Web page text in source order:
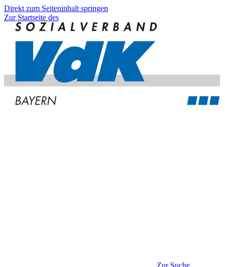
Direkt zum Seiteninhalt springen
Zur Startseite des
Zur Suche